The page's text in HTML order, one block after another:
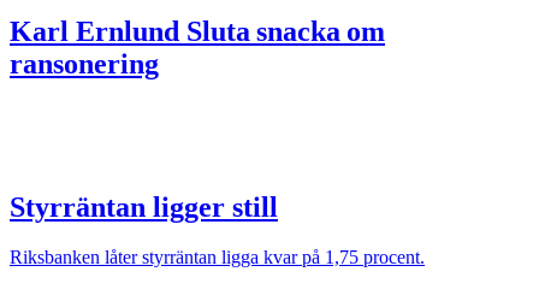
Karl Ernlund Sluta snacka om
ransonering
Styrräntan ligger still
Riksbanken låter styrräntan ligga kvar på 1,75 procent.